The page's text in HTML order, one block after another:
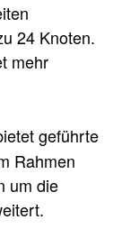
24 Knoten.
mehr
geführte
Rahmen
um die